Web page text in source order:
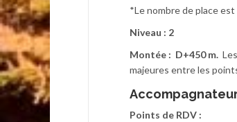
*Le nombre de place
Niveau : 2
Montée : D+450 m.
majeures entre les
Points de RDV :